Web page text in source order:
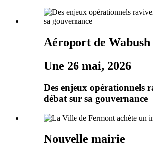
Aéroport de Wabush
Une 26 mai, 2026
Des enjeux opérationnels
débat sur sa gouvernance
Nouvelle mairie